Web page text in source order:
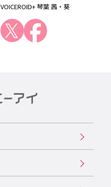
VOICEROID+ 琴葉 茜・葵